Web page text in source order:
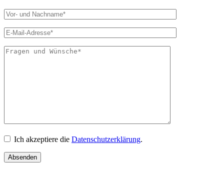
Ich akzeptiere die Datenschutzerklärung.